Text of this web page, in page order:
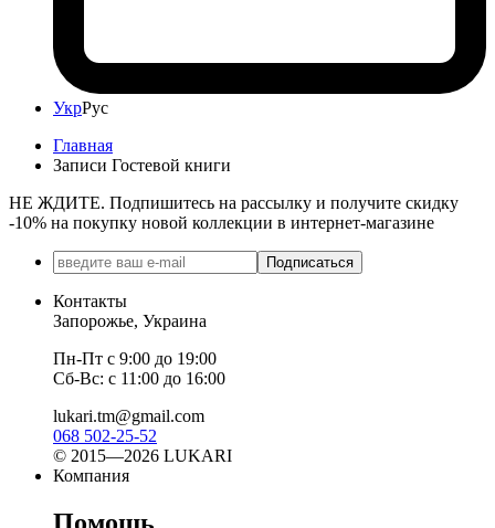
УкрРус
Главная
Записи Гостевой книги
НЕ ЖДИТЕ. Подпишитесь на рассылку и получите скидку
-10% на покупку новой коллекции в интернет-магазине
Подписаться
Контакты
Запорожье, Украина
Пн-Пт с 9:00 до 19:00
Сб-Вс: с 11:00 до 16:00
lukari.tm@gmail.com
068 502-25-52
© 2015—2026 LUKARI
Компания